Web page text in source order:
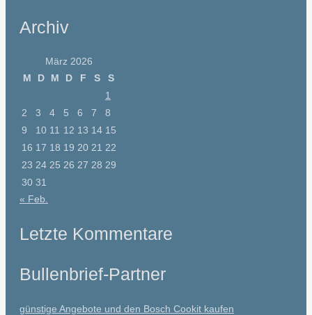
Archiv
März 2026
M
D M D F S
S
1
2
3 4 5 6 7
8
9
10 11 12 13 14 15
16 17 18 19 20 21 22
23 24 25 26 27 28 29
30 31
« Feb.
Letzte Kommentare
Bullenbrief-Partner
günstige Angebote und den Bosch Cookit kaufen